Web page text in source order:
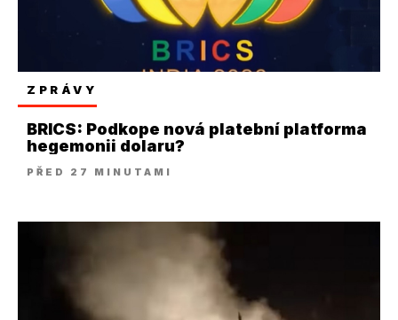
ZPRÁVY
BRICS: Podkope nová platební platforma
hegemonii dolaru?
PŘED 27 MINUTAMI